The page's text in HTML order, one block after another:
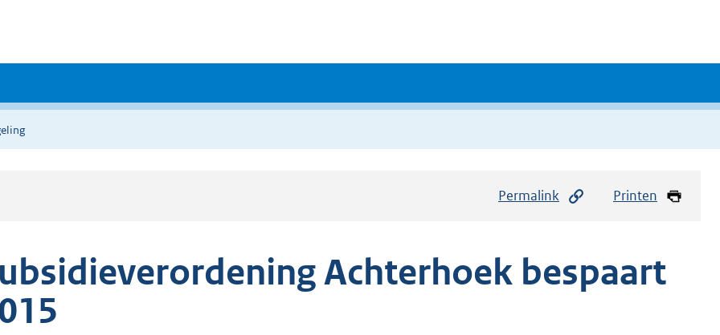
Permalink Printen
Achterhoek bespaart